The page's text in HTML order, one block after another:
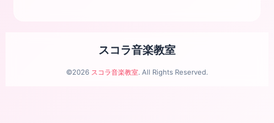
スコラ音楽教室
©2026 スコラ音楽教室. All Rights Reserved.